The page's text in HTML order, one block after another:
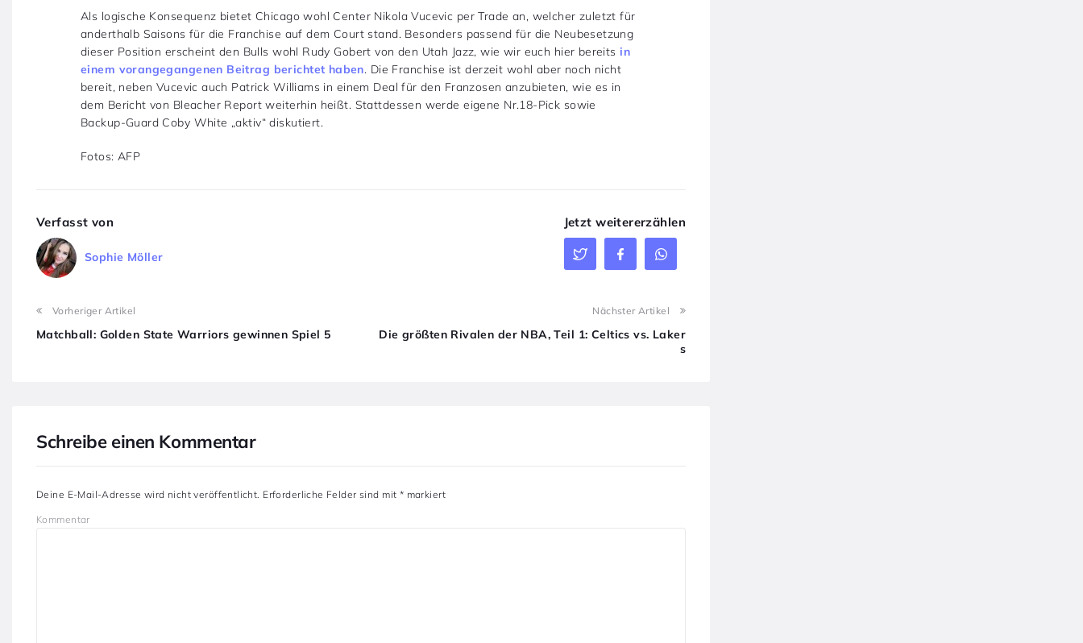
Als logische Konsequenz bietet Chicago wohl Center Nikola Vucevic per Trade an, welcher zuletzt für
anderthalb Saisons für die Franchise auf dem Court stand. Besonders passend für die Neubesetzung
dieser Position erscheint den Bulls wohl Rudy Gobert von den Utah Jazz, wie wir euch hier bereits in
einem vorangegangenen Beitrag berichtet haben. Die Franchise ist derzeit wohl aber noch nicht
bereit, neben Vucevic auch Patrick Williams in einem Deal für den Franzosen anzubieten, wie es in
dem Bericht von Bleacher Report weiterhin heißt. Stattdessen werde eigene Nr.18-Pick sowie
Backup-Guard Coby White „aktiv“ diskutiert.
Fotos: AFP
Verfasst von
Sophie Möller
Jetzt weitererzählen
Vorheriger Artikel
Matchball: Golden State Warriors gewinnen Spiel 5
Nächster Artikel
Die größten Rivalen der NBA, Teil 1: Celtics vs. Laker
s
Schreibe einen Kommentar
Deine E-Mail-Adresse wird nicht veröffentlicht. Erforderliche Felder sind mit * markiert
Kommentar